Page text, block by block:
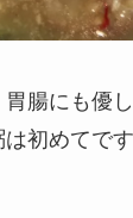
腸にも優
初めてです